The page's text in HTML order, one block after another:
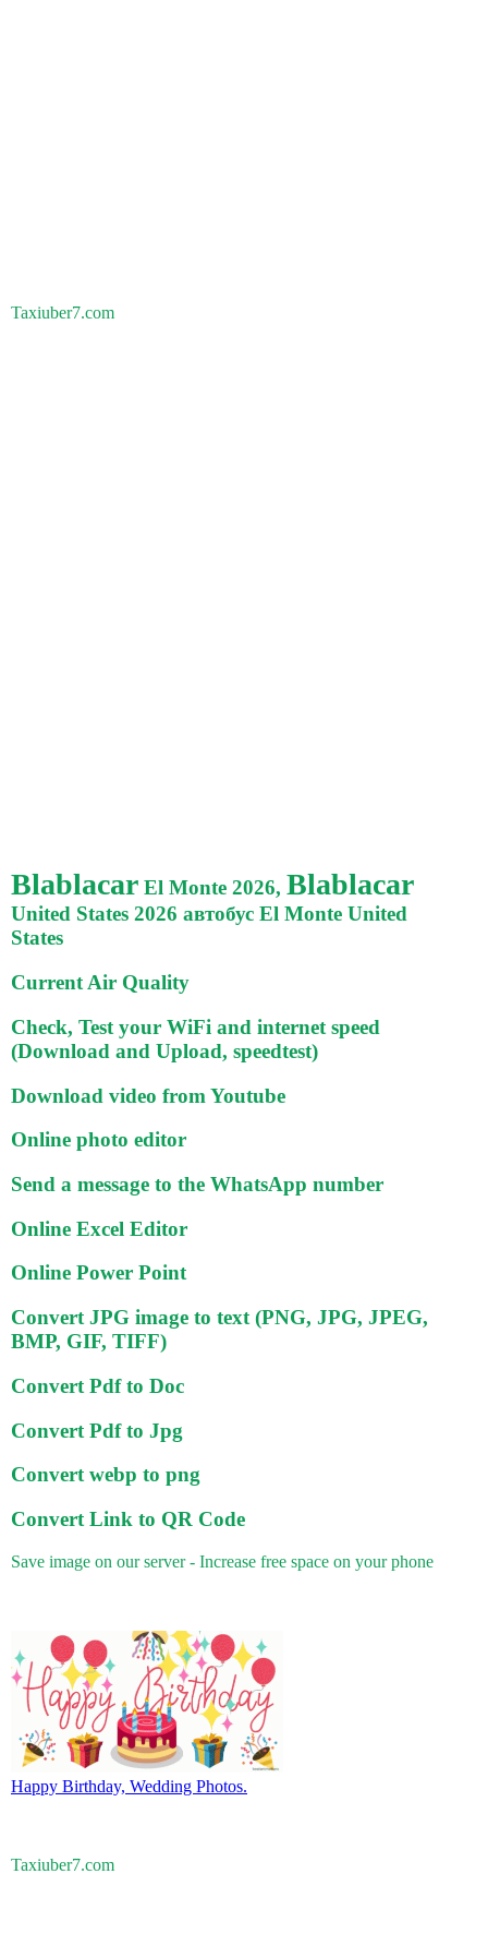
Taxiuber7.com
Blablacar El Monte 2026, Blablacar
United States 2026 автобус El Monte United
States
Current Air Quality
Check, Test your WiFi and internet speed
(Download and Upload, speedtest)
Download video from Youtube
Online photo editor
Send a message to the WhatsApp number
Online Excel Editor
Online Power Point
Convert JPG image to text (PNG, JPG, JPEG,
BMP, GIF, TIFF)
Convert Pdf to Doc
Convert Pdf to Jpg
Convert webp to png
Convert Link to QR Code
Save image on our server - Increase free space on your phone
Happy Birthday, Wedding Photos.
Taxiuber7.com